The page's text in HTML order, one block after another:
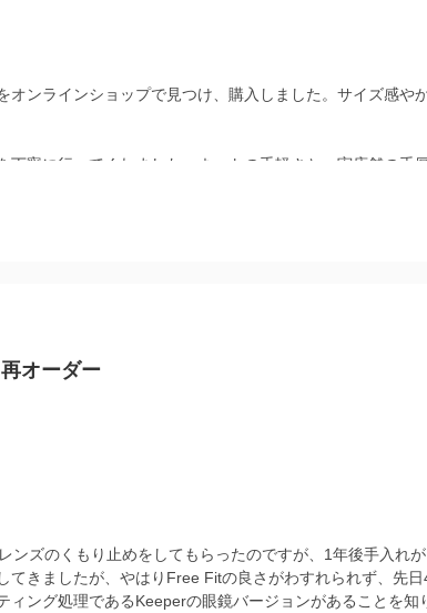
オンラインショップで見つけ、購入しました。サイズ感
寧に行ってくれました。ネットの手軽さと、実店舗の手
オーダー
ンズのくもり止めをしてもらったのですが、1年後手入れ
てきましたが、やはりFree Fitの良さがわすれられず、先
ィング処理であるKeeperの眼鏡バージョンがあることを